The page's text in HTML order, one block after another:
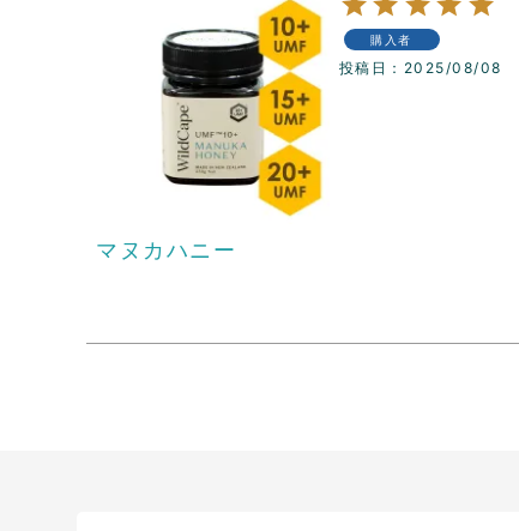
マヌカハニー
購入者
投稿日 2025/08/08